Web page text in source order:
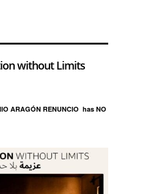
without Limits
ARAGÓN RENUNCIO has NO